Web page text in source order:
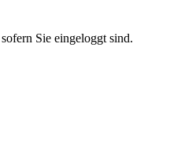
Sie eingeloggt sind.